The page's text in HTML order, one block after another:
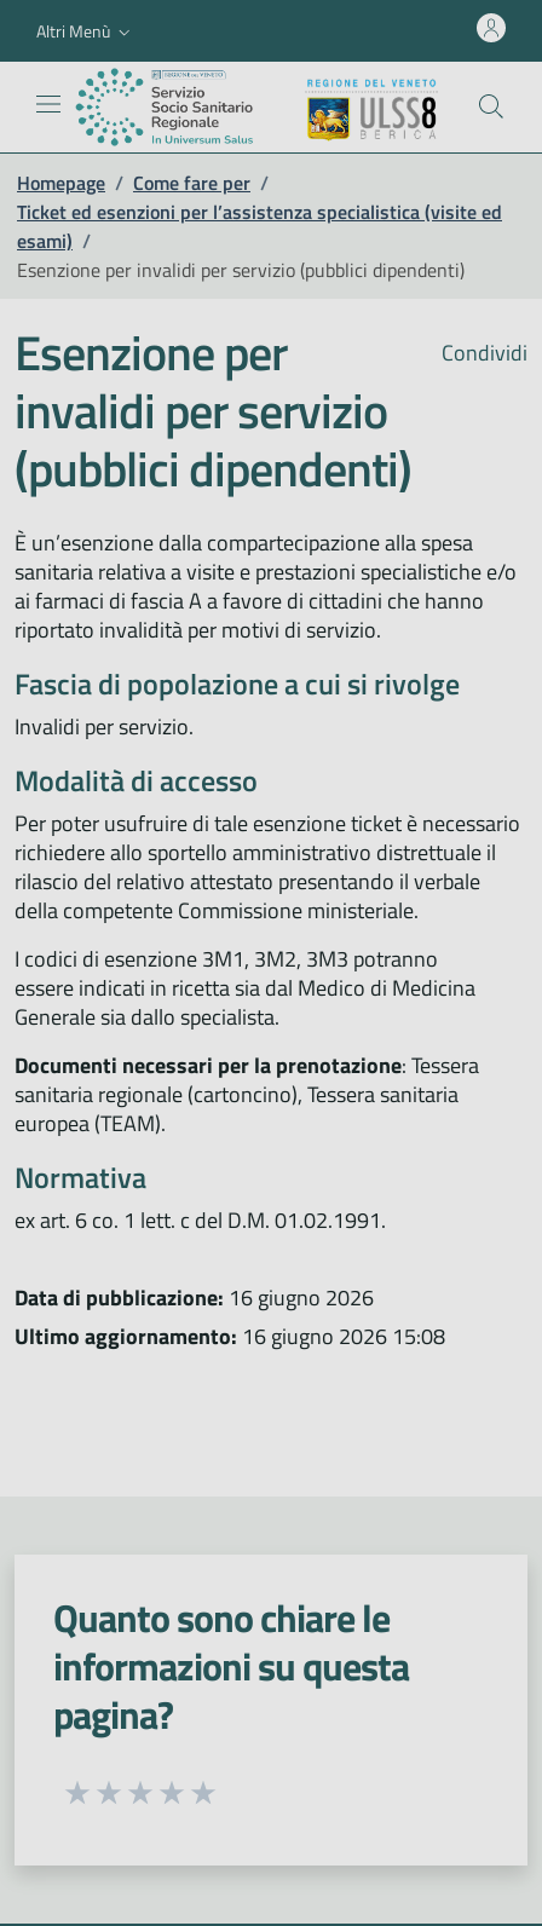
Altri Menù
Homepage / Come fare per /
Ticket ed esenzioni per l’assistenza specialistica (visite ed
esami) /
Esenzione per invalidi per servizio (pubblici dipendenti)
Condividi
Esenzione per
invalidi per servizio
(pubblici dipendenti)
È un’esenzione dalla compartecipazione alla spesa
sanitaria relativa a visite e prestazioni specialistiche e/o
ai farmaci di fascia A a favore di cittadini che hanno
riportato invalidità per motivi di servizio.
Fascia di popolazione a cui si rivolge
Invalidi per servizio.
Modalità di accesso
Per poter usufruire di tale esenzione ticket è necessario
richiedere allo sportello amministrativo distrettuale il
rilascio del relativo attestato presentando il verbale
della competente Commissione ministeriale.
I codici di esenzione 3M1, 3M2, 3M3 potranno
essere indicati in ricetta sia dal Medico di Medicina
Generale sia dallo specialista.
Documenti necessari per la prenotazione: Tessera
sanitaria regionale (cartoncino), Tessera sanitaria
europea (TEAM).
Normativa
ex art. 6 co. 1 lett. c del D.M. 01.02.1991.
Data di pubblicazione: 16 giugno 2026
Ultimo aggiornamento: 16 giugno 2026 15:08
Quanto sono chiare le
informazioni su questa
pagina?
Seleziona una valutazione da 1 a 5 stelle